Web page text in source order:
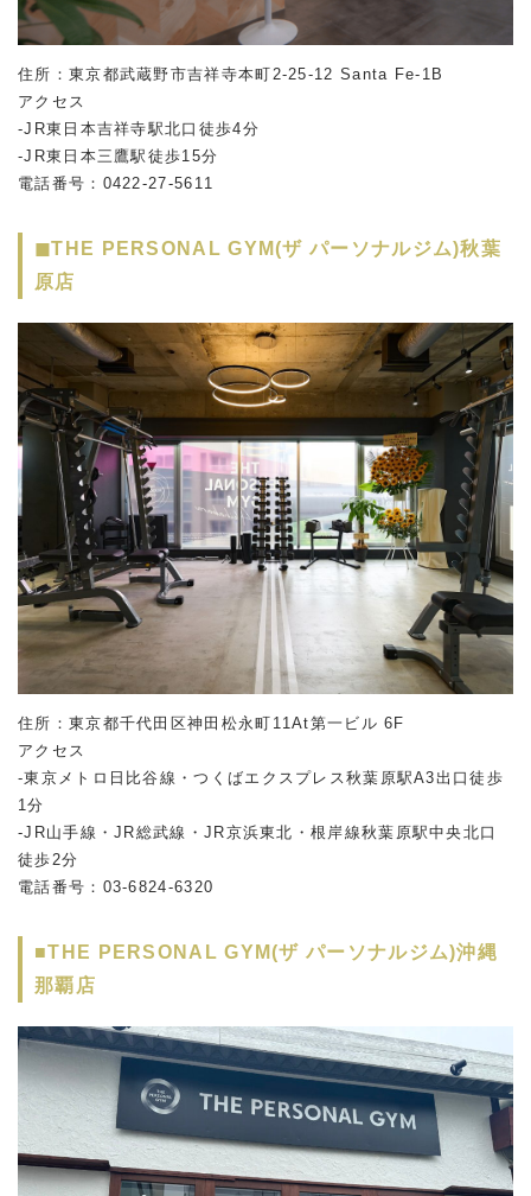
住所：東京都武蔵野市吉祥寺本町2-25-12 Santa Fe-1B
アクセス
-JR東日本吉祥寺駅北口徒歩4分
-JR東日本三鷹駅徒歩15分
電話番号：0422-27-5611
◼︎THE PERSONAL GYM(ザ パーソナルジム)秋葉
原店
住所：東京都千代田区神田松永町11At第一ビル 6F
アクセス
-東京メトロ日比谷線・つくばエクスプレス秋葉原駅A3出口徒歩
1分
-JR山手線・JR総武線・JR京浜東北・根岸線秋葉原駅中央北口
徒歩2分
電話番号：03-6824-6320
■THE PERSONAL GYM(ザ パーソナルジム)沖縄
那覇店